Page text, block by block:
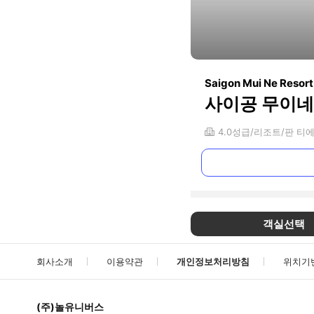
Saigon Mui Ne Resort
사이공 무이
4.0성급 리조트 판 티
객실선택
회사소개 이용약관 개인정보처리방침 위치기
(주)놀유니버스